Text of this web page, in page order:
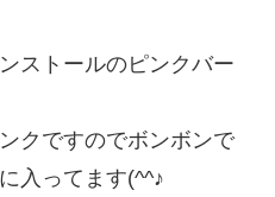
ストールのピンクバー
クですのでボンボンで
入ってます(^^♪